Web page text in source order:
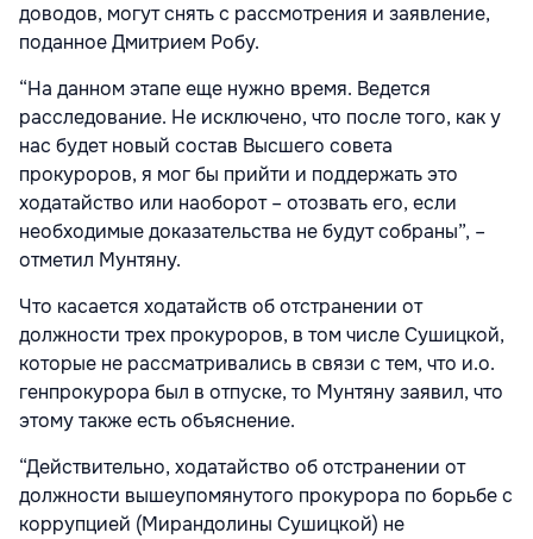
доводов, могут снять с рассмотрения и заявление,
поданное Дмитрием Робу.
“На данном этапе еще нужно время. Ведется
расследование. Не исключено, что после того, как у
нас будет новый состав Высшего совета
прокуроров, я мог бы прийти и поддержать это
ходатайство или наоборот – отозвать его, если
необходимые доказательства не будут собраны”, –
отметил Мунтяну.
Что касается ходатайств об отстранении от
должности трех прокуроров, в том числе Сушицкой,
которые не рассматривались в связи с тем, что и.о.
генпрокурора был в отпуске, то Мунтяну заявил, что
этому также есть объяснение.
“Действительно, ходатайство об отстранении от
должности вышеупомянутого прокурора по борьбе с
коррупцией (Мирандолины Сушицкой) не